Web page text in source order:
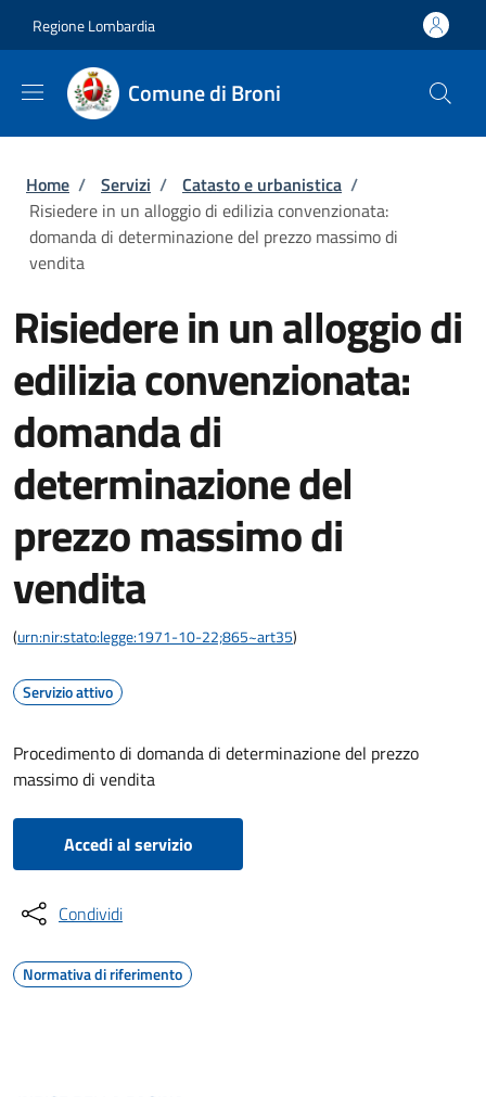
Regione Lombardia
Comune di Broni
Briciole di pane
Home / Servizi / Catasto e urbanistica /
Risiedere in un alloggio di edilizia convenzionata:
domanda di determinazione del prezzo massimo di
vendita
Risiedere in un alloggio di
edilizia convenzionata:
domanda di
determinazione del
prezzo massimo di
vendita
(urn:nir:stato:legge:1971-10-22;865~art35)
Servizio attivo
Procedimento di domanda di determinazione del prezzo
massimo di vendita
Accedi al servizio
Condividi
Normativa di riferimento